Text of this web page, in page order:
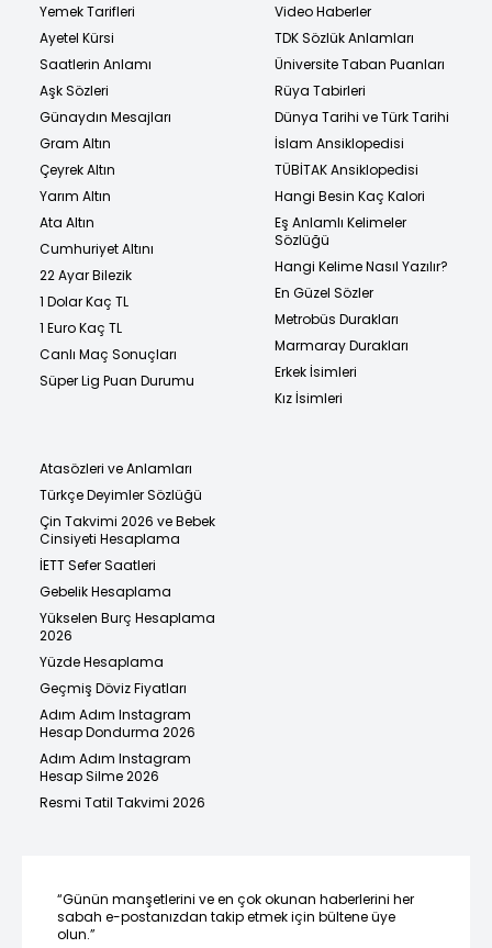
Yemek Tarifleri
Ayetel Kürsi
Saatlerin Anlamı
Aşk Sözleri
Günaydın Mesajları
Gram Altın
Çeyrek Altın
Yarım Altın
Ata Altın
Cumhuriyet Altını
22 Ayar Bilezik
1 Dolar Kaç TL
1 Euro Kaç TL
Canlı Maç Sonuçları
Süper Lig Puan Durumu
Video Haberler
TDK Sözlük Anlamları
Üniversite Taban Puanları
Rüya Tabirleri
Dünya Tarihi ve Türk Tarihi
İslam Ansiklopedisi
TÜBİTAK Ansiklopedisi
Hangi Besin Kaç Kalori
Eş Anlamlı Kelimeler
Sözlüğü
Hangi Kelime Nasıl Yazılır?
En Güzel Sözler
Metrobüs Durakları
Marmaray Durakları
Erkek İsimleri
Kız İsimleri
Atasözleri ve Anlamları
Türkçe Deyimler Sözlüğü
Çin Takvimi 2026 ve Bebek
Cinsiyeti Hesaplama
İETT Sefer Saatleri
Gebelik Hesaplama
Yükselen Burç Hesaplama
2026
Yüzde Hesaplama
Geçmiş Döviz Fiyatları
Adım Adım Instagram
Hesap Dondurma 2026
Adım Adım Instagram
Hesap Silme 2026
Resmi Tatil Takvimi 2026
“Günün manşetlerini ve en çok okunan haberlerini her
sabah e-postanızdan takip etmek için bültene üye
olun.”